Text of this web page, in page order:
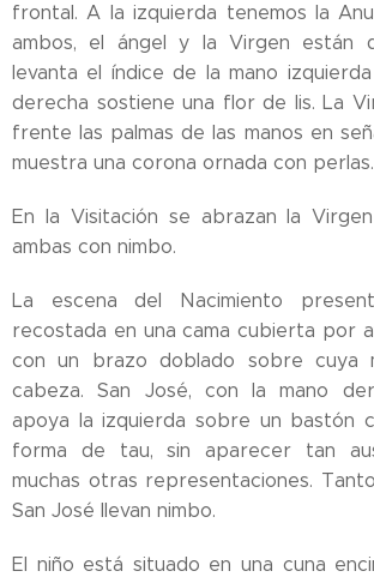
frontal. A la izquierda tenemos la
ambos, el ángel y la Virgen están
levanta el índice de la mano
derecha sostiene una flor de lis. La
frente las palmas de las manos en
muestra una corona ornada con perlas.
En la Visitación se abrazan la
ambas con nimbo.
La escena del Nacimiento
recostada en una cama cubierta por
con un brazo doblado sobre cuya
cabeza. San José, con la mano
apoya la izquierda sobre un bastón
forma de tau, sin aparecer tan
muchas otras representaciones.
San José llevan nimbo.
El niño está situado en una cuna